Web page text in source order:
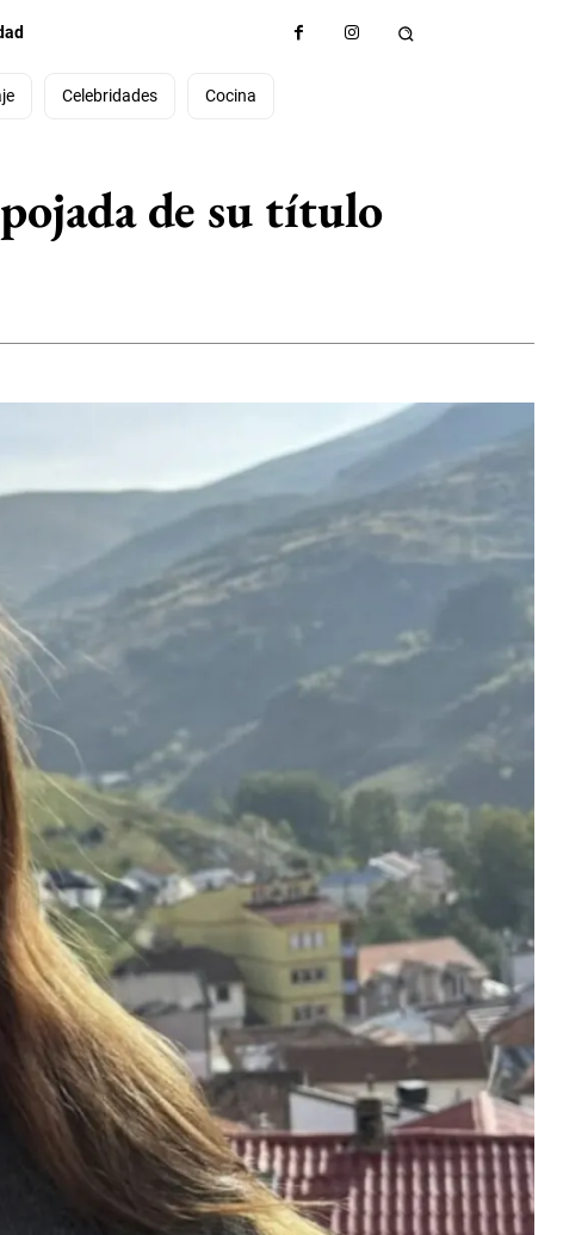
Celebridades Cocina
de su título